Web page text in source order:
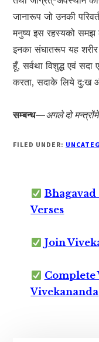
जानारूप जो उनकी
मनुष्य इस रहस्यको समझ
इनका संघातरूप यह
हूँ, सर्वथा विशुद्ध एवं
करता, सदाके लिये दु:ख
सम्बन्ध—अगले दो
FILED UNDER:
Bhagavad
Verses
Join
Complete
Vivekananda